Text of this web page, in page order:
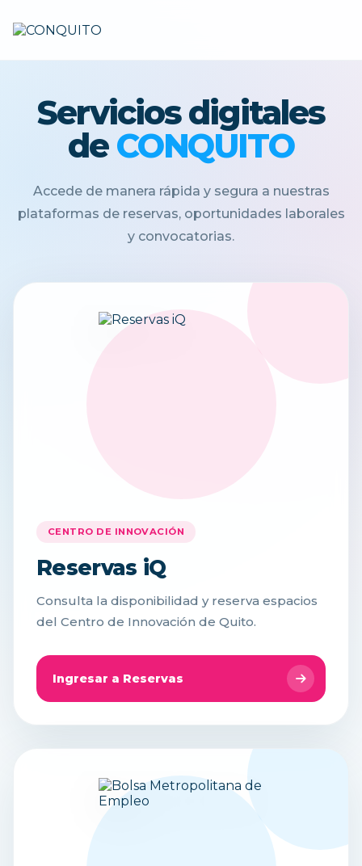
Servicios digitales
de CONQUITO
Accede de manera rápida y segura a nuestras
plataformas de reservas, oportunidades laborales
y convocatorias.
CENTRO DE INNOVACIÓN
Reservas iQ
Consulta la disponibilidad y reserva espacios
del Centro de Innovación de Quito.
Ingresar a Reservas